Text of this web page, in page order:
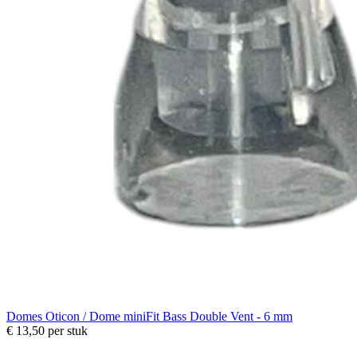
Domes Oticon / Dome miniFit Bass Double Vent - 6 mm
€ 13,50 per stuk